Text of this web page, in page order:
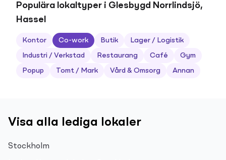
Populära lokaltyper i Glesbygd Norrlindsjö,
Hassel
Kontor Co-work Butik Lager / Logistik
Industri / Verkstad Restaurang Café Gym
Popup Tomt / Mark Vård & Omsorg Annan
Visa alla lediga lokaler
Stockholm